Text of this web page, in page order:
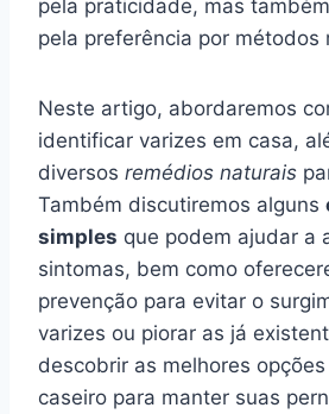
pela praticidade, mas
pela preferência por métodos
Neste artigo, abordaremos
identificar varizes em casa,
diversos remédios naturais
Também discutiremos alguns
simples que podem ajudar a
sintomas, bem como
prevenção para evitar o
varizes ou piorar as já
descobrir as melhores
caseiro para manter suas